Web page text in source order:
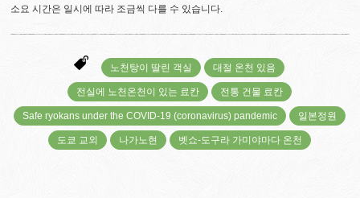
소요 시간은 일시에 따라 조금씩 다를 수 있습니다.
노천탕이 딸린 객실 대절 온천 있음
전실에 노천온천이 있는 료칸 전통 건물 료칸
Safe ryokans under the COVID-19 (coronavirus) pandemic 일본정원
도쿄 교외 나가노현 벳쇼-도구라 가미야마다 온천